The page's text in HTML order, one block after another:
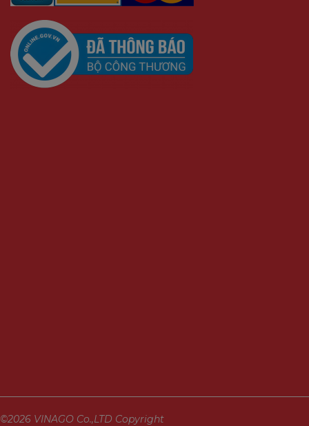
©2026 VINAGO Co.,LTD Copyright